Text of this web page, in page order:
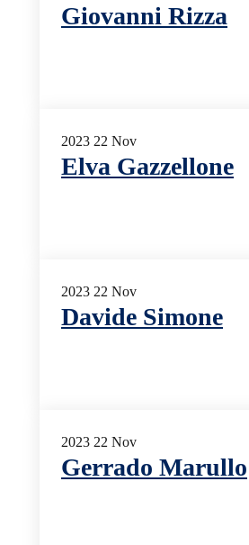
Giovanni Rizza
2023 22 Nov
Elva Gazzellone
2023 22 Nov
Davide Simone
2023 22 Nov
Gerrado Marullo